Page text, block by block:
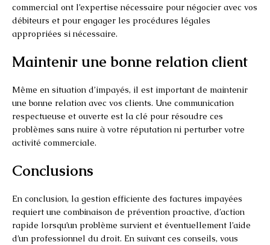
commercial ont l’expertise nécessaire pour négocier avec vos
débiteurs et pour engager les procédures légales
appropriées si nécessaire.
Maintenir une bonne relation client
Même en situation d’impayés, il est important de maintenir
une bonne relation avec vos clients. Une communication
respectueuse et ouverte est la clé pour résoudre ces
problèmes sans nuire à votre réputation ni perturber votre
activité commerciale.
Conclusions
En conclusion, la gestion efficiente des factures impayées
requiert une combinaison de prévention proactive, d’action
rapide lorsqu’un problème survient et éventuellement l’aide
d’un professionnel du droit. En suivant ces conseils, vous